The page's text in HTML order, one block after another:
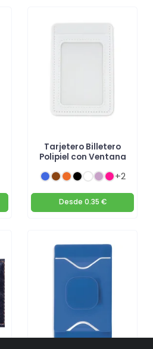
Tarjetero Billetero
Polipiel con Ventana
+2
Desde 0.35 €